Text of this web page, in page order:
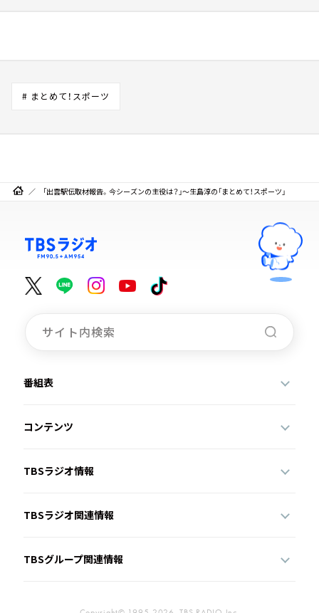
# まとめて！スポーツ
「出雲駅伝取材報告。今シーズンの主役は？」～生島淳の「まとめて！スポーツ」
番組表
コンテンツ
TBSラジオ情報
TBSラジオ関連情報
TBSグループ関連情報